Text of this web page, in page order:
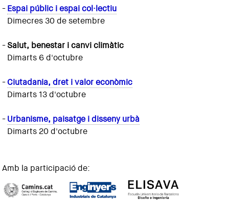
-Espai públic i espai col·lectiu
Dimecres 30 de setembre
-Salut, benestar i canvi climàtic
Dimarts 6 d'octubre
-Ciutadania, dret i valor econòmic
Dimarts 13 d'octubre
-Urbanisme, paisatge i disseny urbà
Dimarts 20 d'octubre
Amb la participació de: